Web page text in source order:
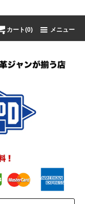
カート(0) メニュー